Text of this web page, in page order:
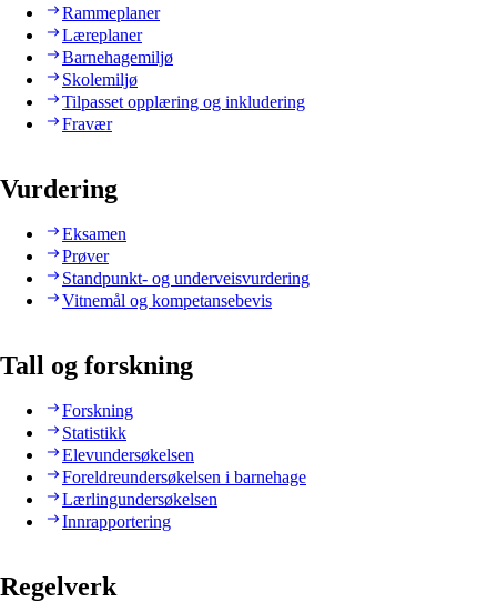
Rammeplaner
Læreplaner
Barnehagemiljø
Skolemiljø
Tilpasset opplæring og inkludering
Fravær
Vurdering
Eksamen
Prøver
Standpunkt- og underveisvurdering
Vitnemål og kompetansebevis
Tall og forskning
Forskning
Statistikk
Elevundersøkelsen
Foreldreundersøkelsen i barnehage
Lærlingundersøkelsen
Innrapportering
Regelverk